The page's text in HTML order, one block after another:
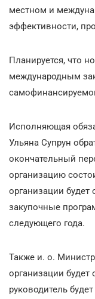
местном и
эффективности,
Планируется, что
международным
Исполняющая
Ульяна Супрун
окончательный
организацию
организации будет
закупочные
следующего года.
Также и. о.
организации
руководитель